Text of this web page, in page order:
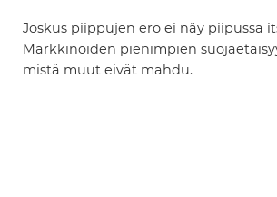
Joskus piippujen ero ei näy piipussa
Markkinoiden pienimpien
mistä muut eivät mahdu.